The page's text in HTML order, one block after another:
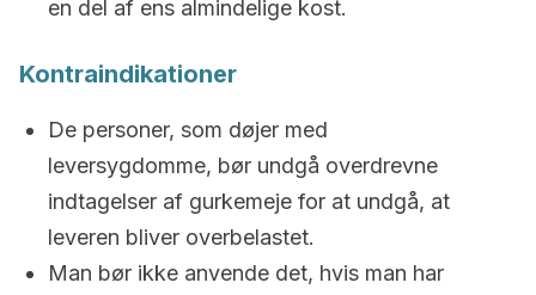
en del af ens almindelige kost.
Kontraindikationer
De personer, som døjer med
leversygdomme, bør undgå overdrevne
indtagelser af gurkemeje for at undgå, at
leveren bliver overbelastet.
Man bør ikke anvende det, hvis man har